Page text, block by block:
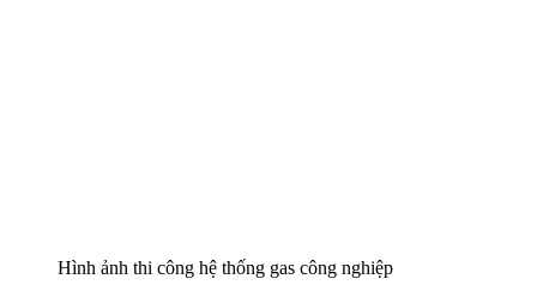
Hình ảnh thi công hệ thống gas công nghiệp